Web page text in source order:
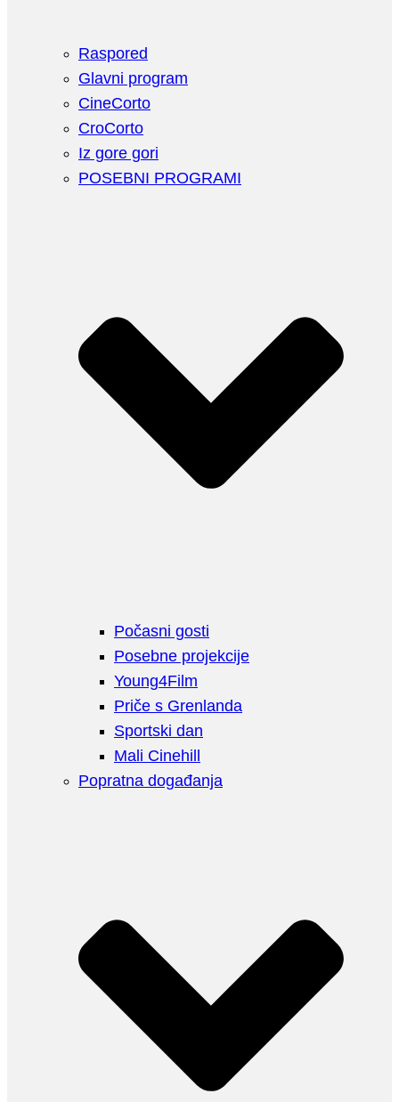
Raspored
Glavni program
CineCorto
CroCorto
Iz gore gori
POSEBNI PROGRAMI
Počasni gosti
Posebne projekcije
Young4Film
Priče s Grenlanda
Sportski dan
Mali Cinehill
Popratna događanja